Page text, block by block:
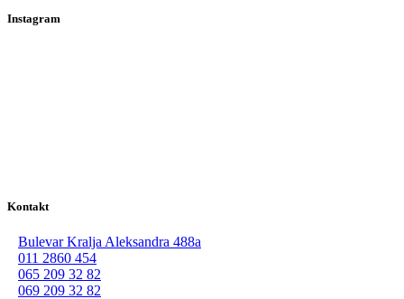
Instagram
Kontakt
Bulevar Kralja Aleksandra 488a
011 2860 454
065 209 32 82
069 209 32 82